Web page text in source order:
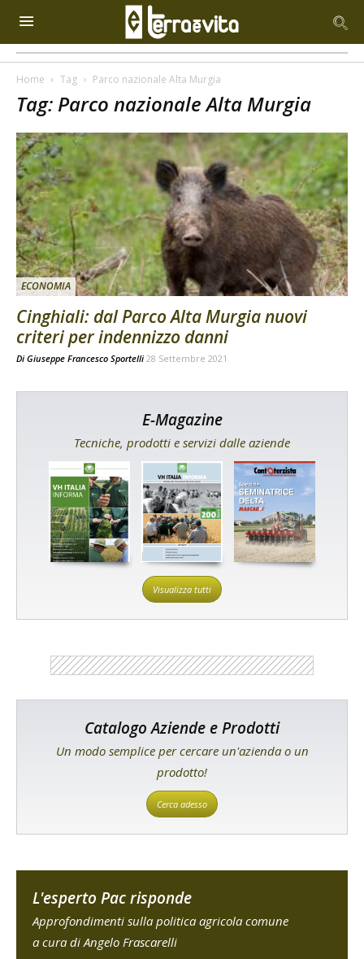
Home Tag Parco nazionale Alta Murgia
Tag: Parco nazionale Alta Murgia
ECONOMIA
Cinghiali: dal Parco Alta Murgia nuovi
criteri per indennizzo danni
Di Giuseppe Francesco Sportelli 28 Settembre 2021
E-Magazine
Tecniche, prodotti e servizi dalle aziende
Visualizza tutti
Catalogo Aziende e Prodotti
Un modo semplice per cercare un'azienda o un
prodotto!
Cerca adesso
L'esperto Pac risponde
Approfondimenti sulla politica agricola comune
a cura di Angelo Frascarelli